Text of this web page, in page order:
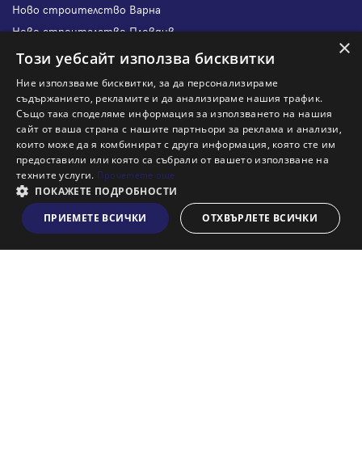
Виж на картата
Ново строителство Варна
Ново строителство Пловдив
Ново строителство Бургас
Защо да отдам имот с Адрес?
Наши офиси
Кариери
Кои сме ние?
Франчайз
Блог
Искаш ли да получаваш актуална информация за пазара
на недвижими имоти?
×
Този уебсайт използва бисквитки
Ние използваме бисквитки, за да персонализираме
съдържанието, рекламите и да анализираме нашия трафик.
Също така споделяме информация за използването на нашия
сайт от ваша страна с нашите партньори за реклама и анализи,
които може да я комбинират с друга информация, която сте им
предоставили или която са събрали от вашето използване на
техните услуги. Прочетете още
ПОКАЖЕТЕ ПОДРОБНОСТИ
ПРИЕМЕТЕ ВСИЧКИ
ОТХВЪРЛЕТЕ ВСИЧКИ